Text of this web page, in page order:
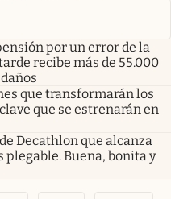
por un error de la
recibe más de 55.000
que transformarán los
que se estrenarán en
Decathlon que alcanza
plegable. Buena, bonita y